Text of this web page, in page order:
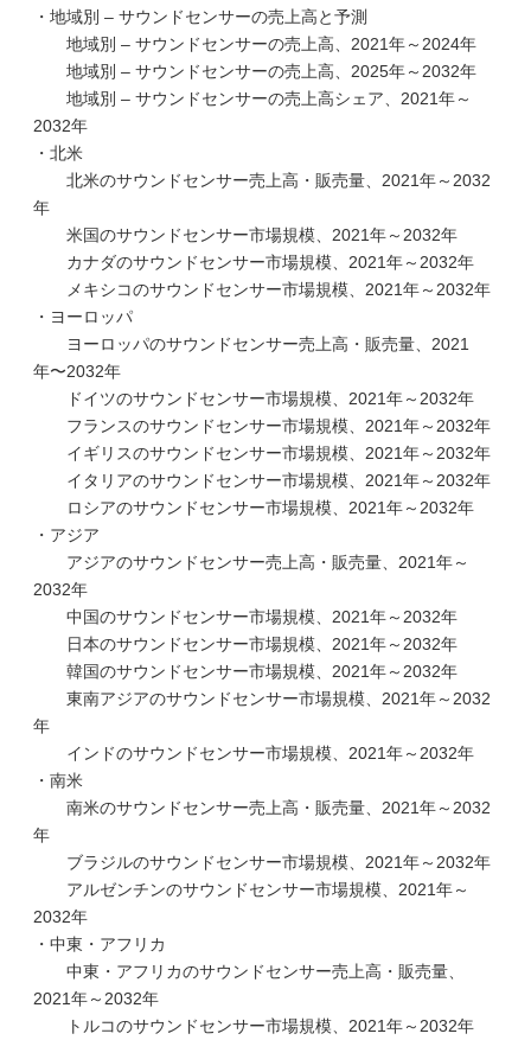
・地域別 – サウンドセンサーの売上高と予測
地域別 – サウンドセンサーの売上高、2021年～2024年
地域別 – サウンドセンサーの売上高、2025年～2032年
地域別 – サウンドセンサーの売上高シェア、2021年～
2032年
・北米
北米のサウンドセンサー売上高・販売量、2021年～2032
年
米国のサウンドセンサー市場規模、2021年～2032年
カナダのサウンドセンサー市場規模、2021年～2032年
メキシコのサウンドセンサー市場規模、2021年～2032年
・ヨーロッパ
ヨーロッパのサウンドセンサー売上高・販売量、2021
年〜2032年
ドイツのサウンドセンサー市場規模、2021年～2032年
フランスのサウンドセンサー市場規模、2021年～2032年
イギリスのサウンドセンサー市場規模、2021年～2032年
イタリアのサウンドセンサー市場規模、2021年～2032年
ロシアのサウンドセンサー市場規模、2021年～2032年
・アジア
アジアのサウンドセンサー売上高・販売量、2021年～
2032年
中国のサウンドセンサー市場規模、2021年～2032年
日本のサウンドセンサー市場規模、2021年～2032年
韓国のサウンドセンサー市場規模、2021年～2032年
東南アジアのサウンドセンサー市場規模、2021年～2032
年
インドのサウンドセンサー市場規模、2021年～2032年
・南米
南米のサウンドセンサー売上高・販売量、2021年～2032
年
ブラジルのサウンドセンサー市場規模、2021年～2032年
アルゼンチンのサウンドセンサー市場規模、2021年～
2032年
・中東・アフリカ
中東・アフリカのサウンドセンサー売上高・販売量、
2021年～2032年
トルコのサウンドセンサー市場規模、2021年～2032年